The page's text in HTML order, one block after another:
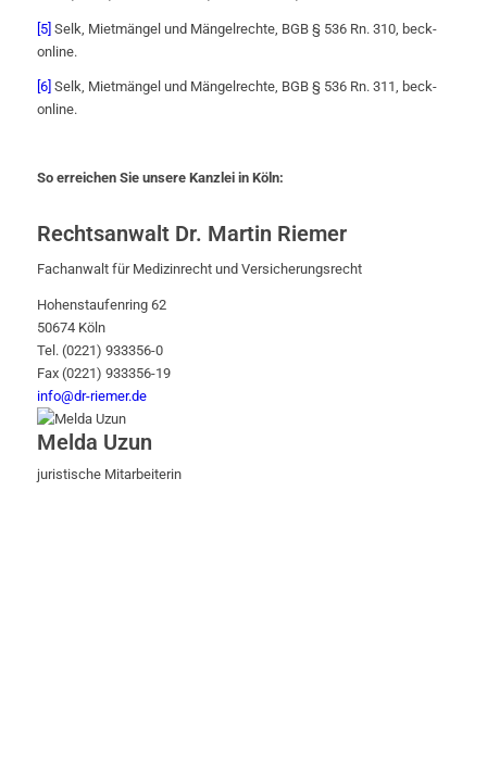
[5] Selk, Mietmängel und Mängelrechte, BGB § 536 Rn. 310, beck-
online.
[6] Selk, Mietmängel und Mängelrechte, BGB § 536 Rn. 311, beck-
online.
So erreichen Sie unsere Kanzlei in Köln:
Rechtsanwalt Dr. Martin Riemer
Fachanwalt für Medizinrecht und Versicherungsrecht
Hohenstaufenring 62
50674 Köln
Tel. (0221) 933356-0
Fax (0221) 933356-19
info@dr-riemer.de
Melda Uzun
juristische Mitarbeiterin